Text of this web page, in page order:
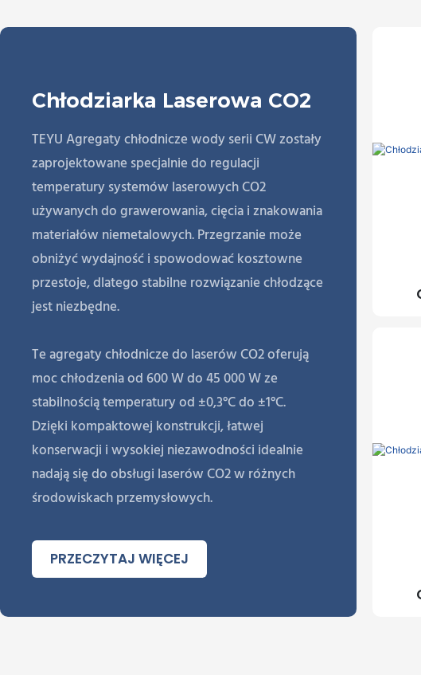
Chłodziarka Laserowa CO2
TEYU Agregaty chłodnicze wody serii CW zostały
zaprojektowane specjalnie do regulacji
temperatury systemów laserowych CO2
używanych do grawerowania, cięcia i znakowania
materiałów niemetalowych. Przegrzanie może
obniżyć wydajność i spowodować kosztowne
przestoje, dlatego stabilne rozwiązanie chłodzące
jest niezbędne.
Te agregaty chłodnicze do laserów CO2 oferują
moc chłodzenia od 600 W do 45 000 W ze
stabilnością temperatury od ±0,3°C do ±1°C.
Dzięki kompaktowej konstrukcji, łatwej
konserwacji i wysokiej niezawodności idealnie
nadają się do obsługi laserów CO2 w różnych
środowiskach przemysłowych.
PRZECZYTAJ WIĘCEJ